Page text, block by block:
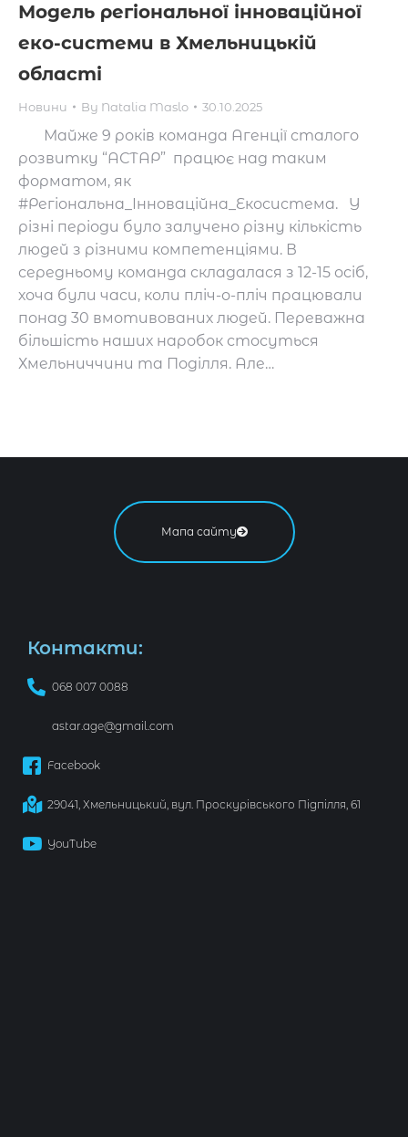
Модель регіональної інноваційної
еко-системи в Хмельницькій
області
Новини By Natalia Maslo 30.10.2025
Майже 9 років команда Агенції сталого
розвитку “АСТАР” працює над таким
форматом, як
#Регіональна_Інноваційна_Екосистема. У
різні періоди було залучено різну кількість
людей з різними компетенціями. В
середньому команда складалася з 12-15 осіб,
хоча були часи, коли пліч-о-пліч працювали
понад 30 вмотивованих людей. Переважна
більшість наших наробок стосуться
Хмельниччини та Поділля. Але…
Мапа сайту
Контакти:
068 007 0088
astar.age@gmail.com
Facebook
29041, Хмельницький, вул. Проскурівського Підпілля, 61
YouTube